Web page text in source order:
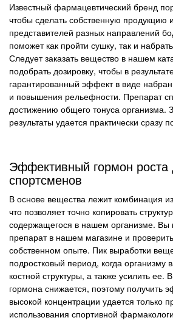
Известный фармацевтический бренд
чтобы сделать собственную продукцию
представителей разных направлений
поможет как пройти сушку, так и
Следует заказать вещество в нашем
подобрать дозировку, чтобы в
гарантированный эффект в виде
и повышения рельефности. Препарат
достижению общего тонуса организма.
результаты удается практически сразу
Эффективный гормон роста
спортсменов
В основе вещества лежит комбинация
что позволяет точно копировать
содержащегося в нашем организме. Вы
препарат в нашем магазине и
собственном опыте. Пик выработки
подростковый период, когда организму
костной структуры, а также усилить
гормона снижается, поэтому получить
высокой концентрации удается только
использования спортивной